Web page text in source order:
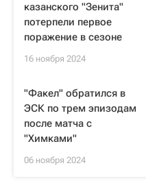
казанского "Зенита"
потерпели первое
поражение в сезоне
16 ноября 2024
"Факел" обратился в
ЭСК по трем эпизодам
после матча с
"Химками"
06 ноября 2024